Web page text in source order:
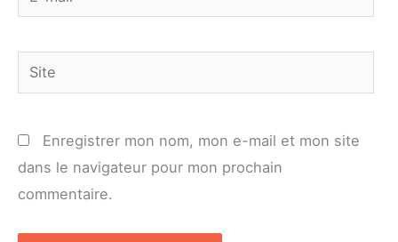
mail*
Site
Enregistrer mon nom, mon e-mail et mon site
dans le navigateur pour mon prochain
commentaire.